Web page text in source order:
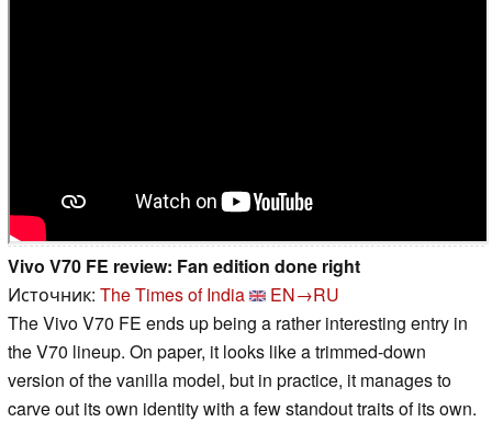
Vivo V70 FE review: Fan edition done right
Источник: The Times of India
EN→RU
The Vivo V70 FE ends up being a rather interesting entry in
the V70 lineup. On paper, it looks like a trimmed-down
version of the vanilla model, but in practice, it manages to
carve out its own identity with a few standout traits of its own.